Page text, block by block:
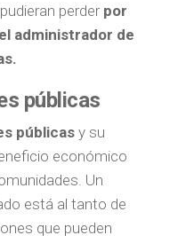
perder por
administrador de
públicas
públicasy su
económico
Un
está al tanto de
que pueden